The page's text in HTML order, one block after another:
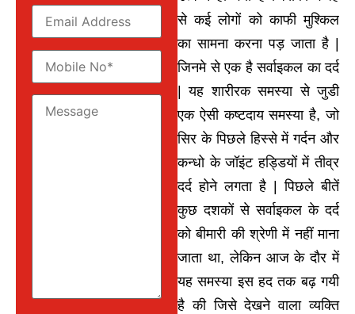
से कई लोगों को काफी मुश्किल
का सामना करना पड़ जाता है |
जिनमे से एक है सर्वाइकल का दर्द
| यह शारीरक समस्या से जुडी
एक ऐसी कष्टदाय समस्या है, जो
सिर के पिछले हिस्से में गर्दन और
कन्धो के जॉइंट हड्डियों में तीव्र
दर्द होने लगता है | पिछले बीतें
कुछ दशकों से सर्वाइकल के दर्द
को बीमारी की श्रेणी में नहीं माना
जाता था, लेकिन आज के दौर में
यह समस्या इस हद तक बढ़ गयी
है की जिसे देखने वाला व्यक्ति